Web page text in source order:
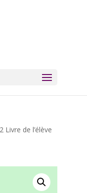
Livre de l’élève